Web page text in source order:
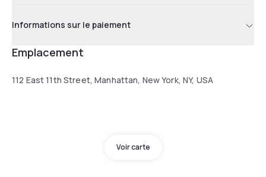
Informations sur le paiement
Emplacement
112 East 11th Street, Manhattan, New York, NY, USA
Voir carte